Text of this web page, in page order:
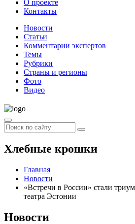
О проекте
Контакты
Новости
Статьи
Комментарии экспертов
Темы
Рубрики
Страны и регионы
Фото
Видео
Хлебные крошки
Главная
Новости
«Встречи в России» стали
театра Эстонии
Новости